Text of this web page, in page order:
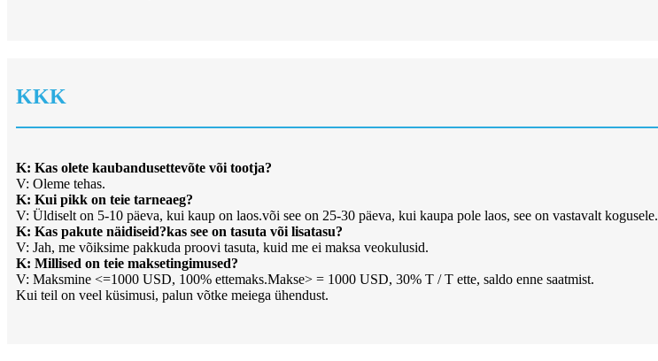
KKK
K: Kas olete kaubandusettevõte või tootja?
V: Oleme tehas.
K: Kui pikk on teie tarneaeg?
V: Üldiselt on 5-10 päeva, kui kaup on laos.või see on 25-30 päeva, kui kaupa pole laos, see on vastavalt kogusele.
K: Kas pakute näidiseid?kas see on tasuta või lisatasu?
V: Jah, me võiksime pakkuda proovi tasuta, kuid me ei maksa veokulusid.
K: Millised on teie maksetingimused?
V: Maksmine <=1000 USD, 100% ettemaks.Makse> = 1000 USD, 30% T / T ette, saldo enne saatmist.
Kui teil on veel küsimusi, palun võtke meiega ühendust.